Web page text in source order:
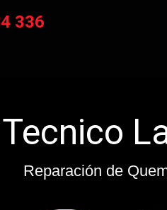
336
Reparación de